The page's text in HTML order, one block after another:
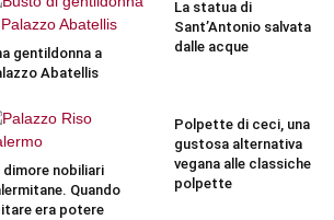
gentildonna a
Abatellis
La statua di
Sant’Antonio salvata
dalle acque
dimore nobiliari
Quando
era potere
Polpette di ceci, una
gustosa alternativa
vegana alle classiche
polpette